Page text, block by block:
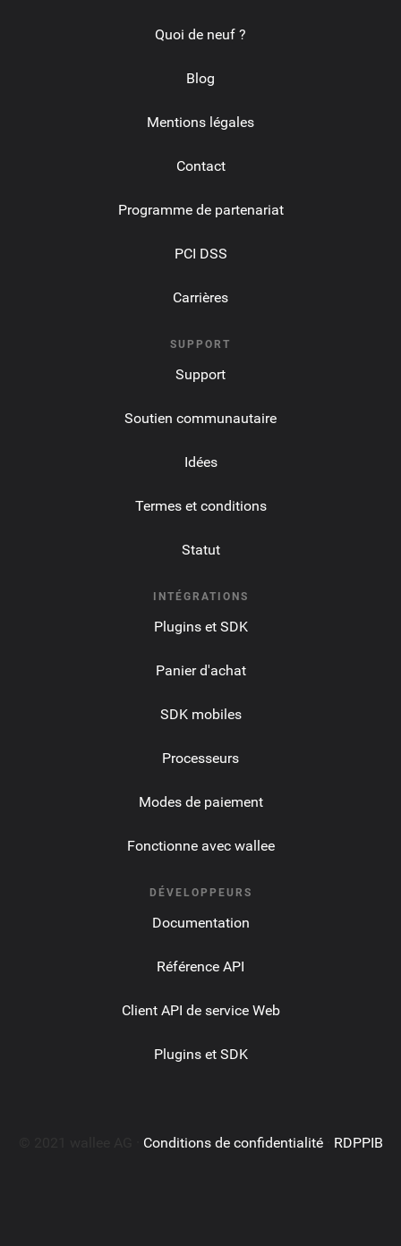
Quoi de neuf ?
Blog
Mentions légales
Contact
Programme de partenariat
PCI DSS
Carrières
SUPPORT
Support
Soutien communautaire
Idées
Termes et conditions
Statut
INTÉGRATIONS
Plugins et SDK
Panier d'achat
SDK mobiles
Processeurs
Modes de paiement
Fonctionne avec wallee
DÉVELOPPEURS
Documentation
Référence API
Client API de service Web
Plugins et SDK
Conditions de confidentialité· RDPPIB